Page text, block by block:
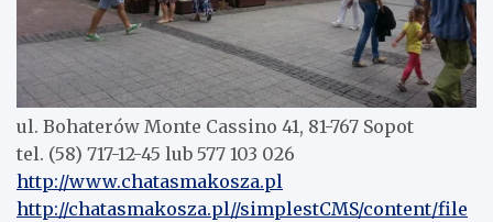
ul. Bohaterów Monte Cassino 41, 81-767 Sopot
tel. (58) 717-12-45 lub 577 103 026
http://www.chatasmakosza.pl
http://chatasmakosza.pl//simplestCMS/content/file